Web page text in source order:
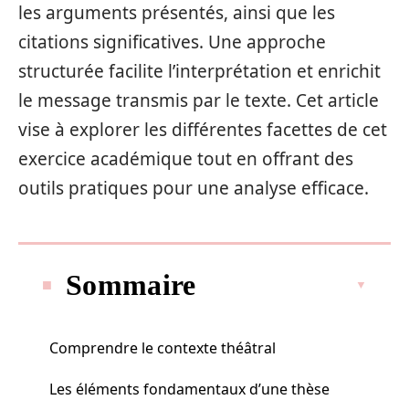
les arguments présentés, ainsi que les
citations significatives. Une approche
structurée facilite l’interprétation et enrichit
le message transmis par le texte. Cet article
vise à explorer les différentes facettes de cet
exercice académique tout en offrant des
outils pratiques pour une analyse efficace.
Sommaire
Comprendre le contexte théâtral
Les éléments fondamentaux d’une thèse